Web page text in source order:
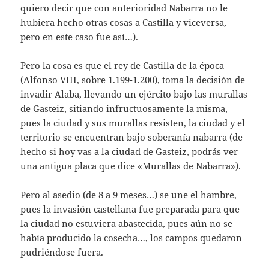
quiero decir que con anterioridad Nabarra no le
hubiera hecho otras cosas a Castilla y viceversa,
pero en este caso fue así…).
Pero la cosa es que el rey de Castilla de la época
(Alfonso VIII, sobre 1.199-1.200), toma la decisión de
invadir Alaba, llevando un ejército bajo las murallas
de Gasteiz, sitiando infructuosamente la misma,
pues la ciudad y sus murallas resisten, la ciudad y el
territorio se encuentran bajo soberanía nabarra (de
hecho si hoy vas a la ciudad de Gasteiz, podrás ver
una antigua placa que dice «Murallas de Nabarra»).
Pero al asedio (de 8 a 9 meses…) se une el hambre,
pues la invasión castellana fue preparada para que
la ciudad no estuviera abastecida, pues aún no se
había producido la cosecha…, los campos quedaron
pudriéndose fuera.